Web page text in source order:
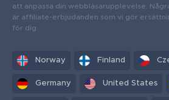
att anpassa din webbläsarupplevelse.
är affiliate-erbjudanden som vi gör
för dig.
Norway Finland
Germany United States